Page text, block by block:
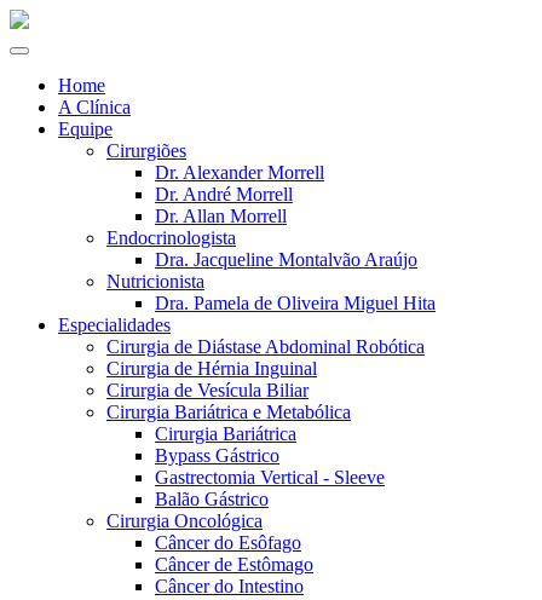
Home
A Clínica
Equipe
Cirurgiões
Dr. Alexander Morrell
Dr. André Morrell
Dr. Allan Morrell
Endocrinologista
Dra. Jacqueline Montalvão Araújo
Nutricionista
Dra. Pamela de Oliveira Miguel Hita
Especialidades
Cirurgia de Diástase Abdominal Robótica
Cirurgia de Hérnia Inguinal
Cirurgia de Vesícula Biliar
Cirurgia Bariátrica e Metabólica
Cirurgia Bariátrica
Bypass Gástrico
Gastrectomia Vertical - Sleeve
Balão Gástrico
Cirurgia Oncológica
Câncer do Esôfago
Câncer de Estômago
Câncer do Intestino